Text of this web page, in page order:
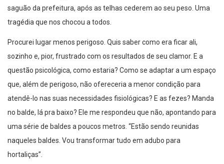
saguão da prefeitura, após as telhas cederem ao seu peso. Uma
tragédia que nos chocou a todos.
Procurei lugar menos perigoso. Quis saber como era ficar ali,
sozinho e, pior, frustrado com os resultados de seu clamor. E a
questão psicológica, como estaria? Como se adaptar a um espaço
que, além de perigoso, não ofereceria a menor condição para
atendê-lo nas suas necessidades fisiológicas? E as fezes? Manda
no balde, lá pra baixo? Ele me respondeu que não, apontando para
uma série de baldes a poucos metros. “Estão sendo reunidas
naqueles baldes. Vou transformar tudo em adubo para
hortaliças”.